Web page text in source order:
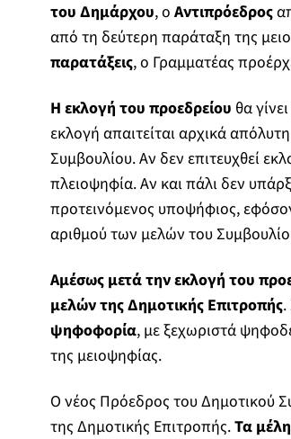
του Δημάρχου, ο Αντιπρόεδρος
από τη δεύτερη παράταξη της
παρατάξεις, ο Γραμματέας
Η εκλογή του προεδρείου θα
εκλογή απαιτείται αρχικά
Συμβουλίου. Αν δεν επιτευχθεί
πλειοψηφία. Αν και πάλι δεν
προτεινόμενος υποψήφιος,
αριθμού των μελών του
Αμέσως μετά την εκλογή του
μελών της Δημοτικής Επιτροπής.
ψηφοφορία, με ξεχωριστά
της μειοψηφίας.
Ο νέος Πρόεδρος του Δημοτικού
της Δημοτικής Επιτροπής.Τα